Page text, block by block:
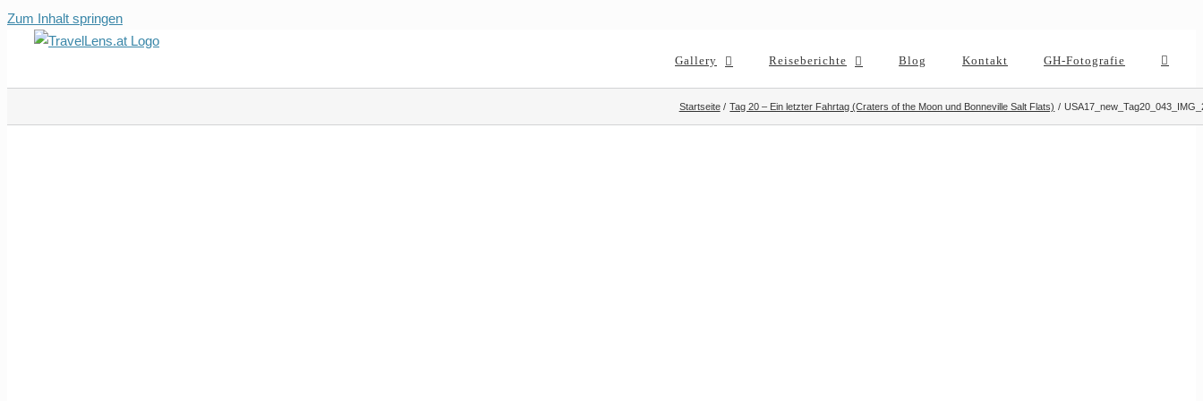
Zum Inhalt springen
Gallery Reiseberichte Blog Kontakt GH-Fotografie
Startseite Tag 20 – Ein letzter Fahrtag (Craters of the Moon und Bonneville Salt Flats)